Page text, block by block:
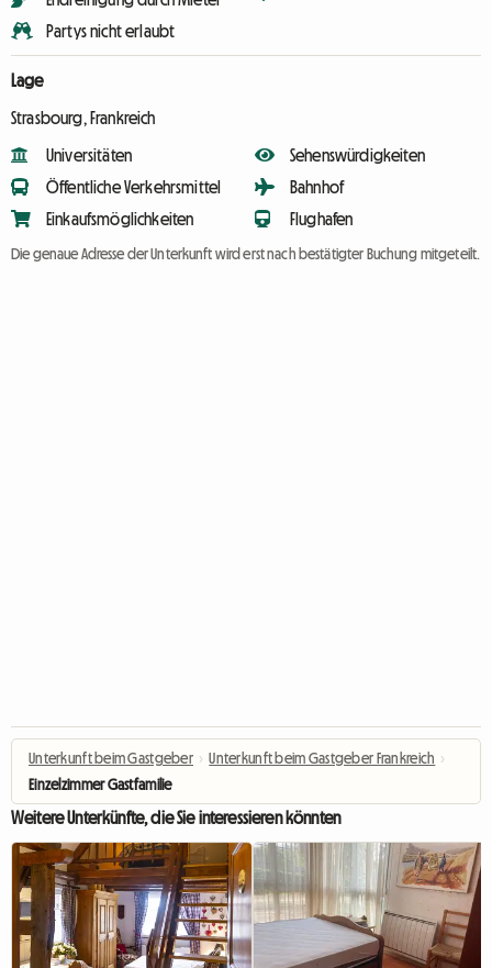
Partys nicht erlaubt
Lage
Strasbourg, Frankreich
Universitäten
Öffentliche Verkehrsmittel
Einkaufsmöglichkeiten
Sehenswürdigkeiten
Bahnhof
Flughafen
Die genaue Adresse der Unterkunft wird erst nach bestätigter Buchung mitgeteilt.
Unterkunft beim Gastgeber › Unterkunft beim Gastgeber Frankreich ›
Einzelzimmer Gastfamilie
Weitere Unterkünfte, die Sie interessieren könnten